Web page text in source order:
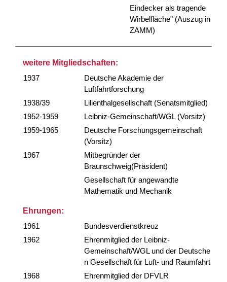
Eindecker als tragende
Wirbelfläche" (Auszug in
ZAMM)
weitere Mitgliedschaften:
1937
Deutsche Akademie der
Luftfahrtforschung
1938/39
Lilienthalgesellschaft (Senatsmitglied)
1952-1959
Leibniz-Gemeinschaft/WGL (Vorsitz)
1959-1965
Deutsche Forschungsgemeinschaft
(Vorsitz)
1967
Mitbegründer der
Braunschweig(Präsident)
Gesellschaft für angewandte
Mathematik und Mechanik
Ehrungen:
1961
Bundesverdienstkreuz
1962
Ehrenmitglied der Leibniz-
Gemeinschaft/WGL und der Deutsche
n Gesellschaft für Luft- und Raumfahrt
1968
Ehrenmitglied der DFVLR